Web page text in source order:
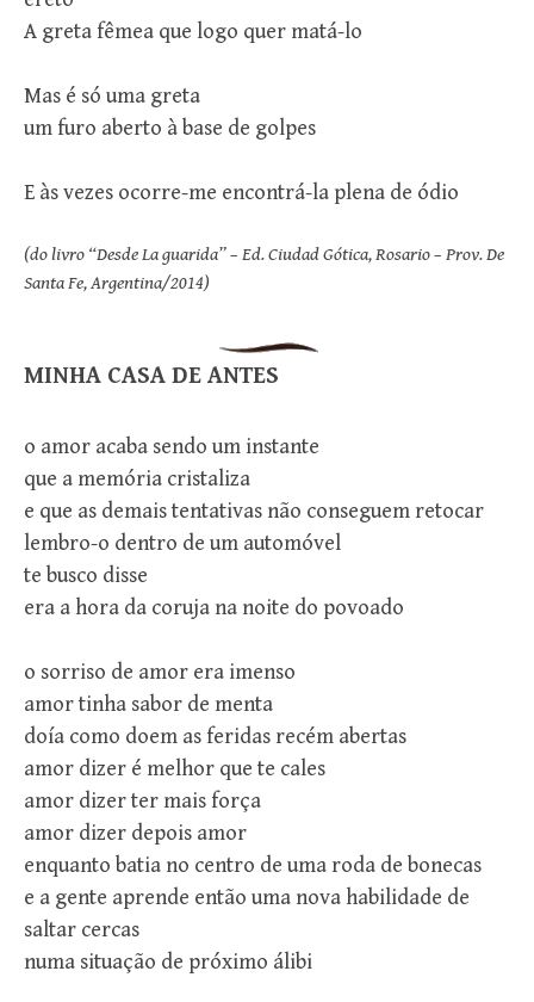
A greta fêmea que logo quer matá-lo
Mas é só uma greta
um furo aberto à base de golpes
E às vezes ocorre-me encontrá-la plena de ódio
(do livro “Desde La guarida” – Ed. Ciudad Gótica, Rosario – Prov. De
Santa Fe, Argentina/2014)
MINHA CASA DE ANTES
o amor acaba sendo um instante
que a memória cristaliza
e que as demais tentativas não conseguem retocar
lembro-o dentro de um automóvel
te busco disse
era a hora da coruja na noite do povoado
o sorriso de amor era imenso
amor tinha sabor de menta
doía como doem as feridas recém abertas
amor dizer é melhor que te cales
amor dizer ter mais força
amor dizer depois amor
enquanto batia no centro de uma roda de bonecas
e a gente aprende então uma nova habilidade de
saltar cercas
numa situação de próximo álibi